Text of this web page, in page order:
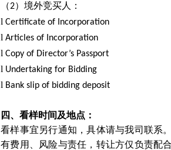
（2） 境外竞买人：
l Certificate of Incorporation
l Articles of Incorporation
l Copy of Director’s Passport
l Undertaking for Bidding
l Bank slip of bidding deposit
四、看样时间及地点：
看样事宜另行通知，具体请与我司联系
有费用、风险与责任，转让方仅负责配